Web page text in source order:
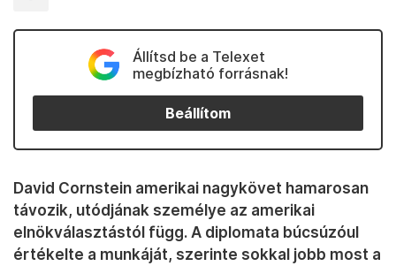
Állítsd be a Telexet
megbízható forrásnak!
Beállítom
David Cornstein amerikai nagykövet hamarosan
távozik, utódjának személye az amerikai
elnökválasztástól függ. A diplomata búcsúzóul
értékelte a munkáját, szerinte sokkal jobb most a